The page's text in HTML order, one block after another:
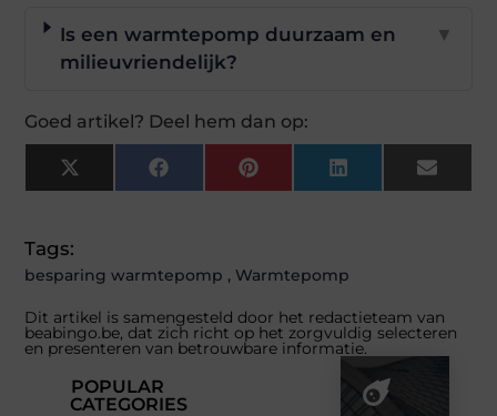
Is een warmtepomp duurzaam en
milieuvriendelijk?
▼
Goed artikel? Deel hem dan op:
X
(Twitter)
FacebookPinterestLinkedInEmail
Tags:
besparing warmtepomp , Warmtepomp
Dit artikel is samengesteld door het redactieteam van
beabingo.be, dat zich richt op het zorgvuldig selecteren
en presenteren van betrouwbare informatie.
POPULAR
CATEGORIES